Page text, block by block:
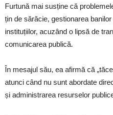
Furtună mai susține că
țin de sărăcie, gestionarea
instituțiilor, acuzând o lipsă de
comunicarea publică.
În mesajul său, ea afirmă că
atunci când nu sunt abordate
și administrarea resurselor